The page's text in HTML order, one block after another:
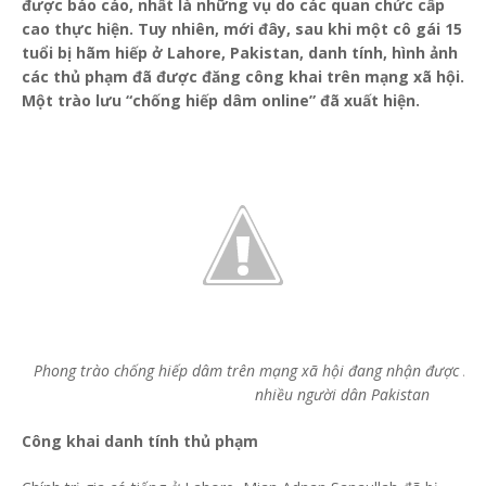
được báo cáo, nhất là những vụ do các quan chức cấp
cao thực hiện. Tuy nhiên, mới đây, sau khi một cô gái 15
tuổi bị hãm hiếp ở Lahore, Pakistan, danh tính, hình ảnh
các thủ phạm đã được đăng công khai trên mạng xã hội.
Một trào lưu “chống hiếp dâm online” đã xuất hiện.
Phong trào chống hiếp dâm trên mạng xã hội đang nhận được
nhiều người dân Pakistan
Công khai danh tính thủ phạm